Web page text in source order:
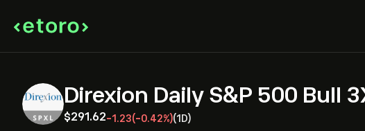
Direxion Daily S&P 500 Bull
‎$‎291.62-1.23(-0.42%)(1D)